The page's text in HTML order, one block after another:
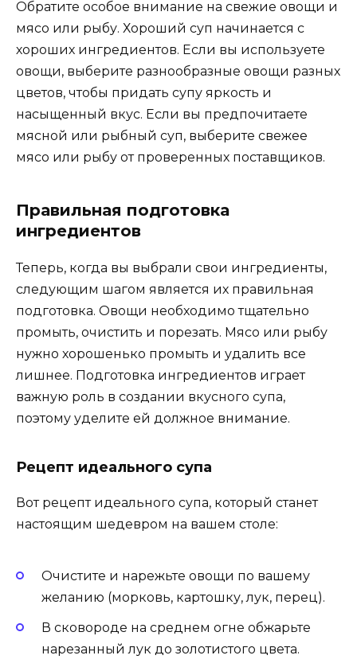
Обратите особое внимание на свежие овощи и
мясо или рыбу. Хороший суп начинается с
хороших ингредиентов. Если вы используете
овощи, выберите разнообразные овощи разных
цветов, чтобы придать супу яркость и
насыщенный вкус. Если вы предпочитаете
мясной или рыбный суп, выберите свежее
мясо или рыбу от проверенных поставщиков.
Правильная подготовка
ингредиентов
Теперь, когда вы выбрали свои ингредиенты,
следующим шагом является их правильная
подготовка. Овощи необходимо тщательно
промыть, очистить и порезать. Мясо или рыбу
нужно хорошенько промыть и удалить все
лишнее. Подготовка ингредиентов играет
важную роль в создании вкусного супа,
поэтому уделите ей должное внимание.
Рецепт идеального супа
Вот рецепт идеального супа, который станет
настоящим шедевром на вашем столе:
Очистите и нарежьте овощи по вашему
желанию (морковь, картошку, лук, перец).
В сковороде на среднем огне обжарьте
нарезанный лук до золотистого цвета.